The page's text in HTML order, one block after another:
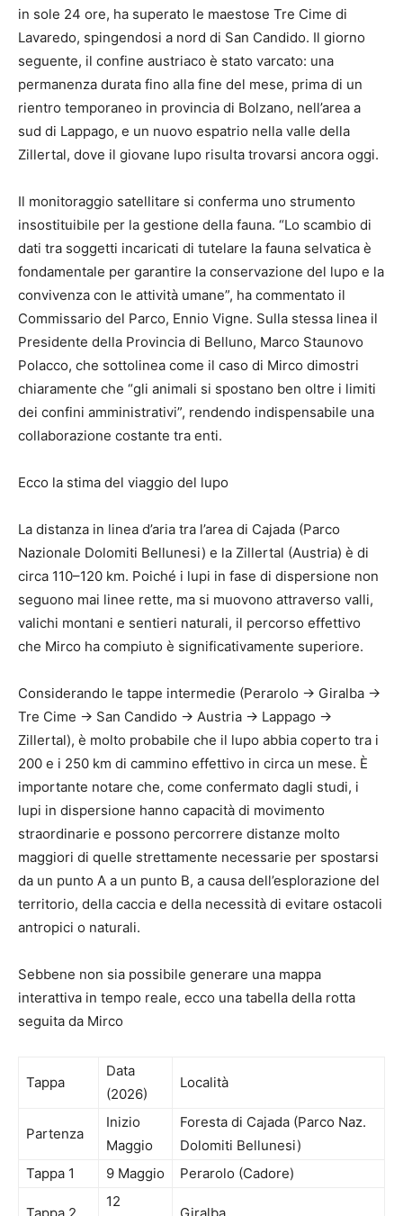
in sole 24 ore, ha superato le maestose Tre Cime di
Lavaredo, spingendosi a nord di San Candido. Il giorno
seguente, il confine austriaco è stato varcato: una
permanenza durata fino alla fine del mese, prima di un
rientro temporaneo in provincia di Bolzano, nell’area a
sud di Lappago, e un nuovo espatrio nella valle della
Zillertal, dove il giovane lupo risulta trovarsi ancora oggi.
Il monitoraggio satellitare si conferma uno strumento
insostituibile per la gestione della fauna. “Lo scambio di
dati tra soggetti incaricati di tutelare la fauna selvatica è
fondamentale per garantire la conservazione del lupo e la
convivenza con le attività umane”, ha commentato il
Commissario del Parco, Ennio Vigne. Sulla stessa linea il
Presidente della Provincia di Belluno, Marco Staunovo
Polacco, che sottolinea come il caso di Mirco dimostri
chiaramente che “gli animali si spostano ben oltre i limiti
dei confini amministrativi”, rendendo indispensabile una
collaborazione costante tra enti.
Ecco la stima del viaggio del lupo
La distanza in linea d’aria tra l’area di Cajada (Parco
Nazionale Dolomiti Bellunesi) e la Zillertal (Austria) è di
circa 110–120 km. Poiché i lupi in fase di dispersione non
seguono mai linee rette, ma si muovono attraverso valli,
valichi montani e sentieri naturali, il percorso effettivo
che Mirco ha compiuto è significativamente superiore.
Considerando le tappe intermedie (Perarolo -> Giralba ->
Tre Cime -> San Candido -> Austria -> Lappago ->
Zillertal), è molto probabile che il lupo abbia coperto tra i
200 e i 250 km di cammino effettivo in circa un mese. È
importante notare che, come confermato dagli studi, i
lupi in dispersione hanno capacità di movimento
straordinarie e possono percorrere distanze molto
maggiori di quelle strettamente necessarie per spostarsi
da un punto A a un punto B, a causa dell’esplorazione del
territorio, della caccia e della necessità di evitare ostacoli
antropici o naturali.
Sebbene non sia possibile generare una mappa
interattiva in tempo reale, ecco una tabella della rotta
seguita da Mirco
Tappa
Data
(2026)
Località
Partenza
Inizio
Maggio
Foresta di Cajada (Parco Naz.
Dolomiti Bellunesi)
Tappa 1
9 Maggio Perarolo (Cadore)
Tappa 2
12
Giralba